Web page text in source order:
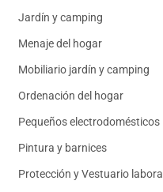
Jardín y camping
Menaje del hogar
Mobiliario jardín y camping
Ordenación del hogar
Pequeños electrodomésticos
Pintura y barnices
Protección y Vestuario laboral